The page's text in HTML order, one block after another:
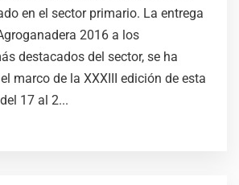
en el sector primario. La entrega
2016 a los
destacados del sector, se ha
marco de la XXXIII edición de esta
17 al 2...